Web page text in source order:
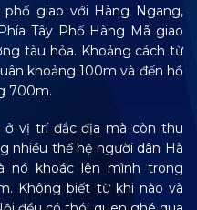
giao với Hàng Ngang,
Tây Phố Hàng Mã giao
tàu hỏa. Khoảng cách từ
khoảng 100m và đến hồ
700m.
ở vị trí đắc địa mà còn thu
nhiều thế hệ người dân Hà
nó khoác lên mình trong
Không biết từ khi nào và